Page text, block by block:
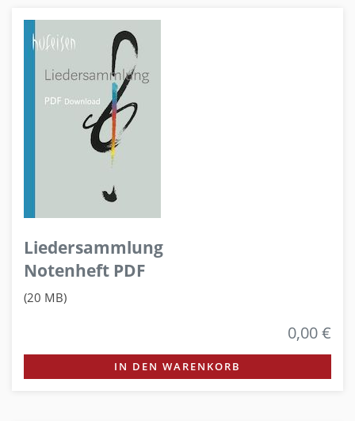
Liedersammlung
Notenheft PDF
(20 MB)
0,00 €
IN DEN WARENKORB